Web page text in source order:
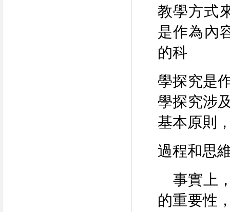
教學方式
是作為內
的科
學探究是
學探究涉
基本原則
過程和思
事實上
的重要性